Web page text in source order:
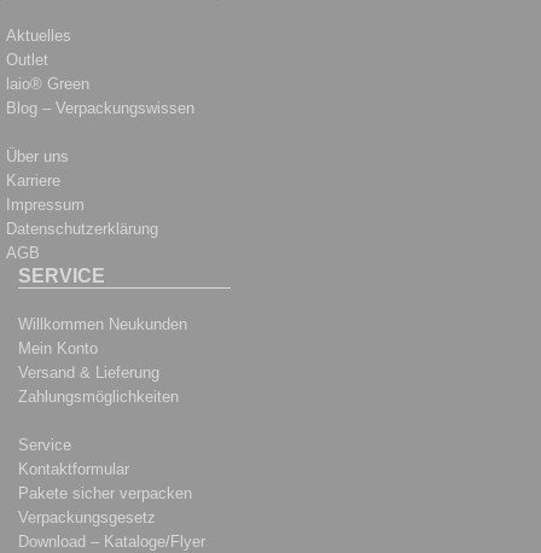
Aktuelles
Outlet
laio® Green
Blog – Verpackungswissen
Über uns
Karriere
Impressum
Datenschutzerklärung
AGB
SERVICE
Willkommen Neukunden
Mein Konto
Versand & Lieferung
Zahlungsmöglichkeiten
Service
Kontaktformular
Pakete sicher verpacken
Verpackungsgesetz
Download – Kataloge/Flyer